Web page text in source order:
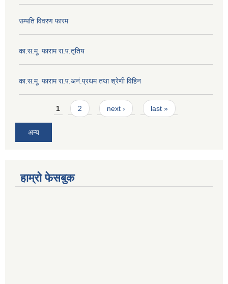
सम्पति विवरण फारम
का.स.मू. फाराम रा.प.तृतिय
का.स.मू. फाराम रा.प.अनं.प्रथम तथा श्रेणी विहिन
Pages1 2 next › last »
अन्य
हाम्रो फेसबुक